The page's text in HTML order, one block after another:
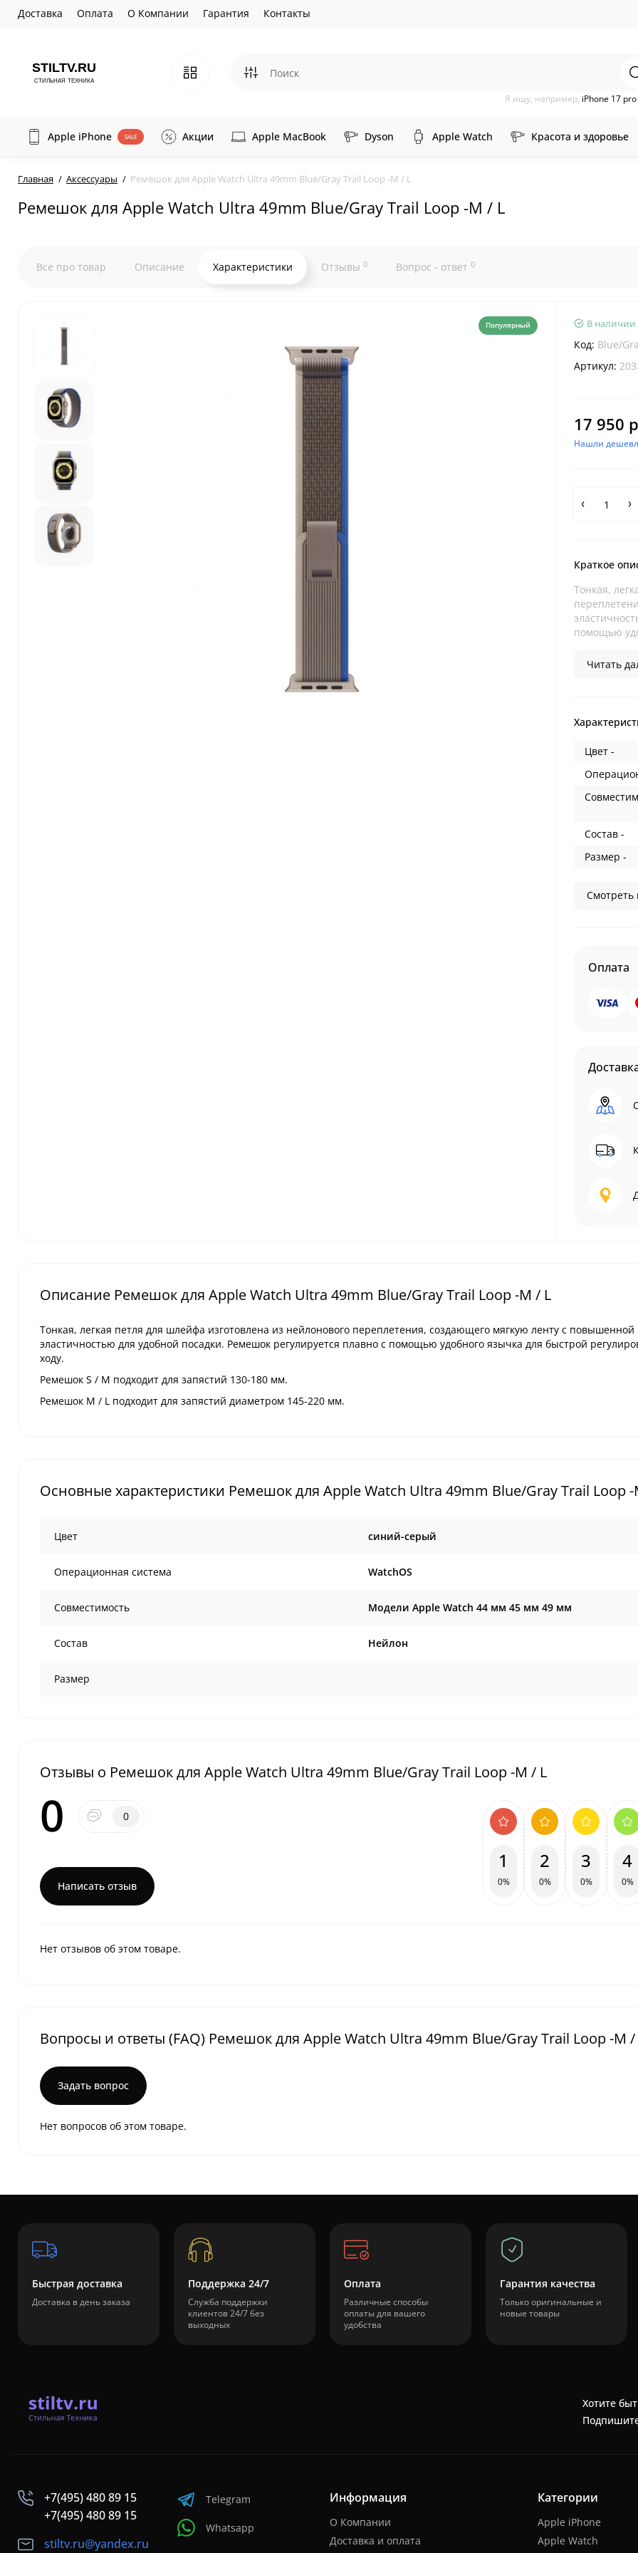
Доставка Оплата О Компании Гарантия Контакты
Я ищу, например, iPhone 17
Apple iPhone SALE Акции Apple MacBook Dyson Apple Watch Красота и здоровье
Главная Аксессуары Ремешок для Apple Watch Ultra 49mm Blue/Gray Trail Loop -M / L
Ремешок для Apple Watch Ultra 49mm Blue/Gray Trail Loop -M / L
Все про товар Описание Характеристики Отзывы 0 Вопрос - ответ 0
Популярный В наличии
Код: Blue/
Артикул:
17 950
Нашли
Краткое
Тонкая,
помощью
Читать
Цвет -
Состав -
Размер -
Смотреть
Оплата
Описание Ремешок для Apple Watch Ultra 49mm Blue/Gray Trail Loop -M / L
Тонкая, легкая петля для шлейфа изготовлена из нейлонового переплетения, создающего мягкую ленту с повышенной
эластичностью для удобной посадки. Ремешок регулируется плавно с помощью удобного язычка для быстрой
ходу.
Ремешок S / M подходит для запястий 130-180 мм.
Ремешок M / L подходит для запястий диаметром 145-220 мм.
Основные характеристики Ремешок для Apple Watch Ultra 49mm Blue/Gray Trail Loop -
Цвет cиний-серый
Операционная система WatchOS
Совместимость Модели Apple Watch 44 мм 45 мм 49 мм
Состав Нейлон
Размер
Отзывы о Ремешок для Apple Watch Ultra 49mm Blue/Gray Trail Loop -M / L
0 0
Написать отзыв
1
0%
2
0%
3
0%
4
0%
Нет отзывов об этом товаре.
Вопросы и ответы (FAQ) Ремешок для Apple Watch Ultra 49mm Blue/Gray Trail Loop -M /
Задать вопрос
Нет вопросов об этом товаре.
Быстрая доставка
Доставка в день заказа
Поддержка 24/7
Служба поддержки
клиентов 24/7 без
выходных
Оплата
Различные способы
оплаты для вашего
удобства
Гарантия качества
Только оригинальные и
новые товары
Хотите
+7(495) 480 89 15
+7(495) 480 89 15
stiltv.ru@yandex.ru
Telegram
Whatsapp
Информация
О Компании
Доставка и оплата
Категории
Apple iPhone
Apple Watch